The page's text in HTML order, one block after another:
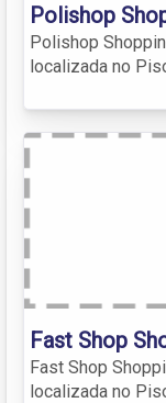
Polishop
Polishop
localizada no
Fast Shop
Fast Shop
localizada no